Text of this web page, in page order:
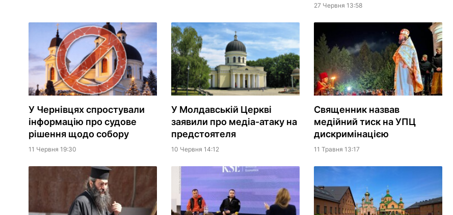
27 Червня 13:58
У Чернівцях спростували
інформацію про судове
рішення щодо собору
11 Червня 19:30
У Молдавській Церкві
заявили про медіа-атаку на
предстоятеля
10 Червня 14:12
Священник назвав
медійний тиск на УПЦ
дискримінацією
11 Травня 13:17